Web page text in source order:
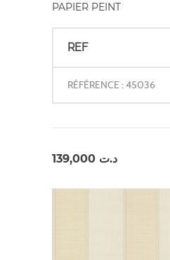
PAPIER PEINT
REF
RÉFÉRENCE : 45036
د.ت